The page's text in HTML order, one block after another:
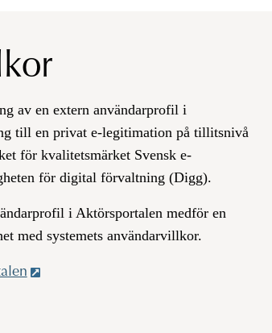
av en extern användarprofil i
till en privat e-legitimation på tillitsnivå
för kvalitetsmärket Svensk e-
för digital förvaltning (Digg).
i Aktörsportalen medför en
med systemets användarvillkor.